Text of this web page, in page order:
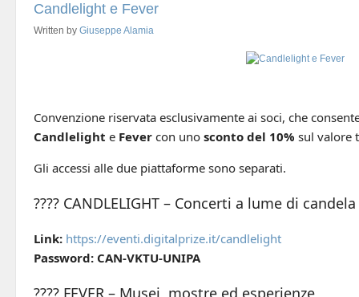
Candlelight e Fever
Written by Giuseppe Alamia
Convenzione riservata esclusivamente ai soci, che
Candlelight e Fever con uno sconto del 10% sul valore
Gli accessi alle due piattaforme sono separati.
???? CANDLELIGHT – Concerti a lume di candela
Link: https://eventi.digitalprize.it/candlelight
Password: CAN-VKTU-UNIPA
????️ FEVER – Musei, mostre ed esperienze